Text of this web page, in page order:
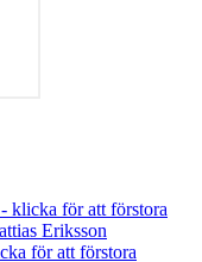
Eriksson